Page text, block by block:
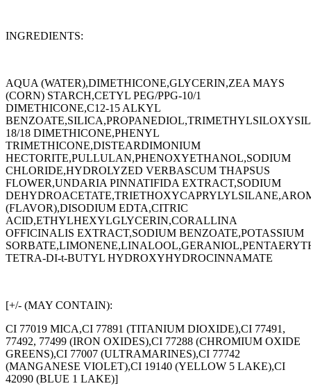
INGREDIENTS:
AQUA (WATER),DIMETHICONE,GLYCERIN,ZEA MAYS
(CORN) STARCH,CETYL PEG/PPG-10/1
DIMETHICONE,C12-15 ALKYL
18/18 DIMETHICONE,PHENYL
TRIMETHICONE,DISTEARDIMONIUM
HECTORITE,PULLULAN,PHENOXYETHANOL,SODIUM
CHLORIDE,HYDROLYZED VERBASCUM THAPSUS
FLOWER,UNDARIA PINNATIFIDA EXTRACT,SODIUM
(FLAVOR),DISODIUM EDTA,CITRIC
ACID,ETHYLHEXYLGLYCERIN,CORALLINA
OFFICINALIS EXTRACT,SODIUM BENZOATE,POTASSIUM
TETRA-DI-t-BUTYL HYDROXYHYDROCINNAMATE
[+/- (MAY CONTAIN):
CI 77019 MICA,CI 77891 (TITANIUM DIOXIDE),CI 77491,
77492, 77499 (IRON OXIDES),CI 77288 (CHROMIUM OXIDE
GREENS),CI 77007 (ULTRAMARINES),CI 77742
(MANGANESE VIOLET),CI 19140 (YELLOW 5 LAKE),CI
42090 (BLUE 1 LAKE)]